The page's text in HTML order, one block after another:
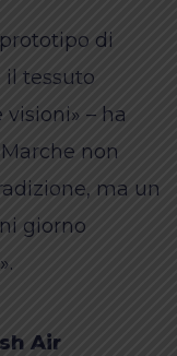
di
tessuto
– ha
non
ma un
giorno
Air